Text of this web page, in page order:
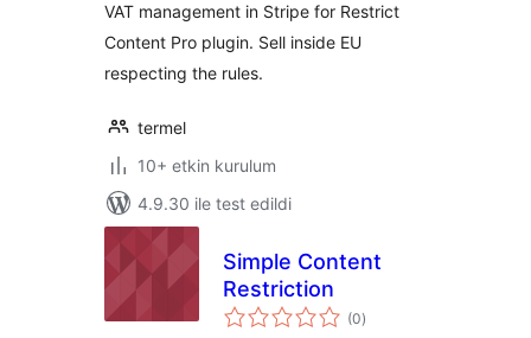
VAT management in Stripe for Restrict
Content Pro plugin. Sell inside EU
respecting the rules.
termel
10+ etkin kurulum
4.9.30 ile test edildi
Simple Content
Restriction
(0toplam
puan
)